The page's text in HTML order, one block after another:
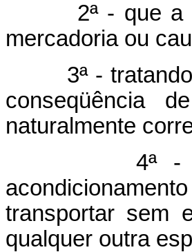
2ª - que a
mercadoria ou
3ª - tratando-
conseqüência
naturalmente
4ª - que a
transportar sem
qualquer outra